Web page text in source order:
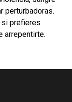
perturbadoras.
si prefieres
arrepentirte.